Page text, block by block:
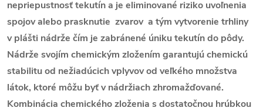
nepriepustnosť tekutín a je eliminované riziko uvoľnenia
spojov alebo prasknutie zvarov a tým vytvorenie trhliny
v plášti nádrže čím je zabránené úniku tekutín do pôdy.
Nádrže svojím chemickým zložením garantujú chemickú
stabilitu od nežiadúcich vplyvov od veľkého množstva
látok, ktoré môžu byť v nádržiach zhromažďované.
Kombinácia chemického zloženia s dostatočnou hrúbkou